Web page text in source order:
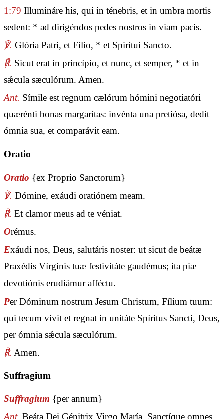
1:79 Illumináre his, qui in ténebris, et in umbra mortis
sedent: * ad dirigéndos pedes nostros in viam pacis.
℣. Glória Patri, et Fílio, * et Spirítui Sancto.
℟. Sicut erat in princípio, et nunc, et semper, * et in
sǽcula sæculórum. Amen.
Ant. Símile est regnum cælórum hómini negotiatóri
quærénti bonas margarítas: invénta una pretiósa, dedit
ómnia sua, et comparávit eam.
Oratio
Oratio {ex Proprio Sanctorum}
℣. Dómine, exáudi oratiónem meam.
℟. Et clamor meus ad te véniat.
Orémus.
Exáudi nos, Deus, salutáris noster: ut sicut de beátæ
Praxédis Vírginis tuæ festivitáte gaudémus; ita piæ
devotiónis erudiámur afféctu.
Per Dóminum nostrum Jesum Christum, Fílium tuum:
qui tecum vivit et regnat in unitáte Spíritus Sancti, Deus,
per ómnia sǽcula sæculórum.
℟. Amen.
Suffragium
Suffragium {per annum}